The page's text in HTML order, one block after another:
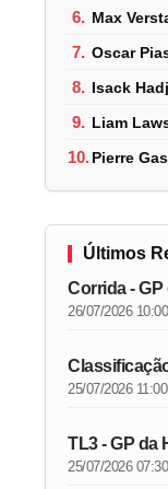
6. Max
7. Oscar
8. Isack
9. Liam
10.Pierre
Últimos
Corrida -
26/07/2026 10:00
25/07/2026 11:00
TL3 - GP da
25/07/2026 07:30